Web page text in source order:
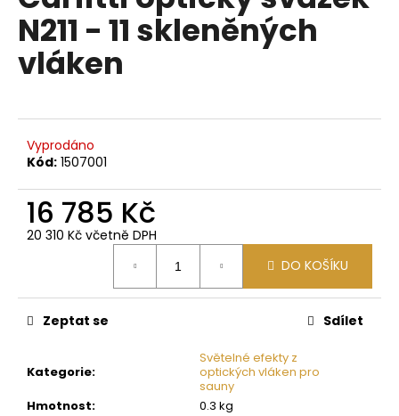
0,0
5
hvězdiček.
N211 - 11 skleněných
vláken
Vyprodáno
Kód: 1507001
16 785 Kč
20 310 Kč včetně DPH
DO KOŠÍKU
Kategorie:
Světelné efekty z
optických vláken pro
sauny
Hmotnost: 0.3 kg
Zeptat se Sdílet
a
j
í
?
o
p
u
č